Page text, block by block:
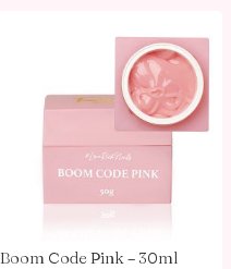
Boom Code Pink – 30ml